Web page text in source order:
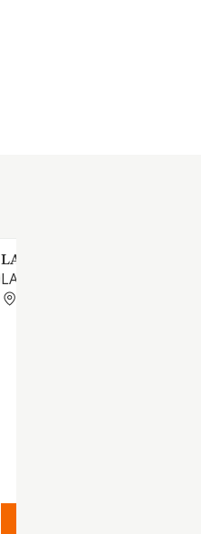
LAVANDERIA SOLIDARIA
LAVANDERIA INDUSTRIAL;